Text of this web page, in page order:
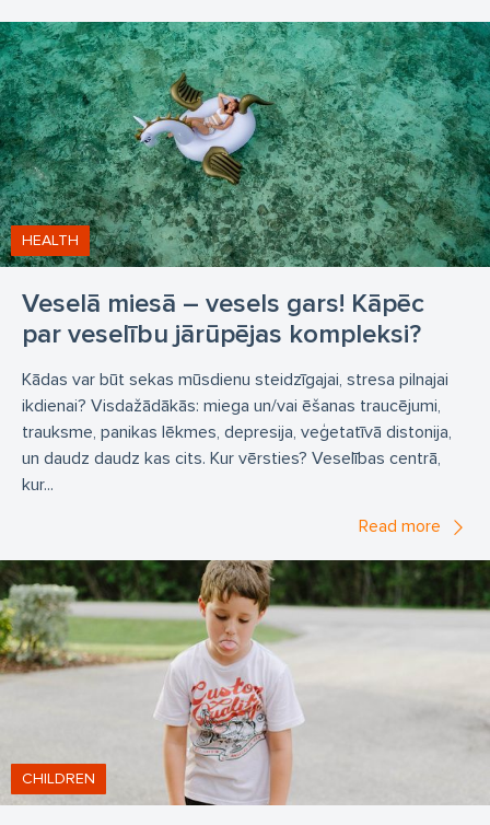
Veselā miesā – vesels gars! Kāpēc
par veselību jārūpējas kompleksi?
HEALTH
Kādas var būt sekas mūsdienu steidzīgajai, stresa pilnajai
ikdienai? Visdažādākās: miega un/vai ēšanas traucējumi,
trauksme, panikas lēkmes, depresija, veģetatīvā distonija,
un daudz daudz kas cits. Kur vērsties? Veselības centrā,
kur...
Read more
CHILDREN